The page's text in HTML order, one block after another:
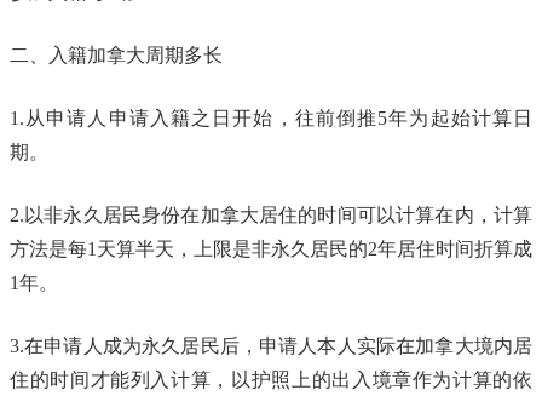
二、入籍加拿大周期多长
1.从申请人申请入籍之日开始，往前倒推5年为起始计算日
期。
2.以非永久居民身份在加拿大居住的时间可以计算在内，计算
方法是每1天算半天，上限是非永久居民的2年居住时间折算成
1年。
3.在申请人成为永久居民后，申请人本人实际在加拿大境内居
住的时间才能列入计算，以护照上的出入境章作为计算的依